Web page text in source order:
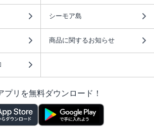
シーモア島
商品に関するお知らせ
プリを無料ダウンロード！